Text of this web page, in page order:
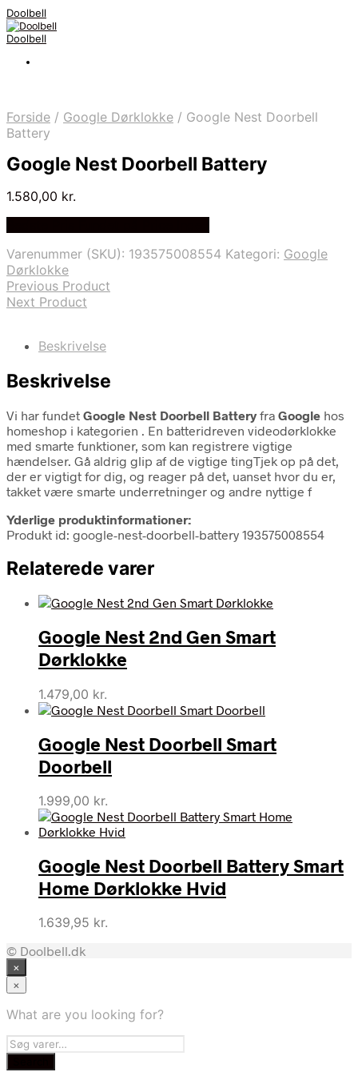
Doolbell
Doolbell
Forside / Google Dørklokke / Google Nest Doorbell
Battery
Google Nest Doorbell Battery
1.580,00 kr.
Varenummer (SKU): 193575008554 Kategori: Google
Dørklokke
Previous Product
Next Product
Beskrivelse
Beskrivelse
Vi har fundet Google Nest Doorbell Batteryfra Google hos
homeshop i kategorien . En batteridreven videodørklokke
med smarte funktioner, som kan registrere vigtige
hændelser. Gå aldrig glip af de vigtige tingTjek op på det,
der er vigtigt for dig, og reager på det, uanset hvor du er,
takket være smarte underretninger og andre nyttige f
Yderlige produktinformationer:
Produkt id: google-nest-doorbell-battery 193575008554
Relaterede varer
Google Nest 2nd Gen Smart
Dørklokke
1.479,00 kr.
Google Nest Doorbell Smart
Doorbell
1.999,00 kr.
Google Nest Doorbell Battery Smart
Home Dørklokke Hvid
1.639,95 kr.
© Doolbell.dk
×
×
What are you looking for?